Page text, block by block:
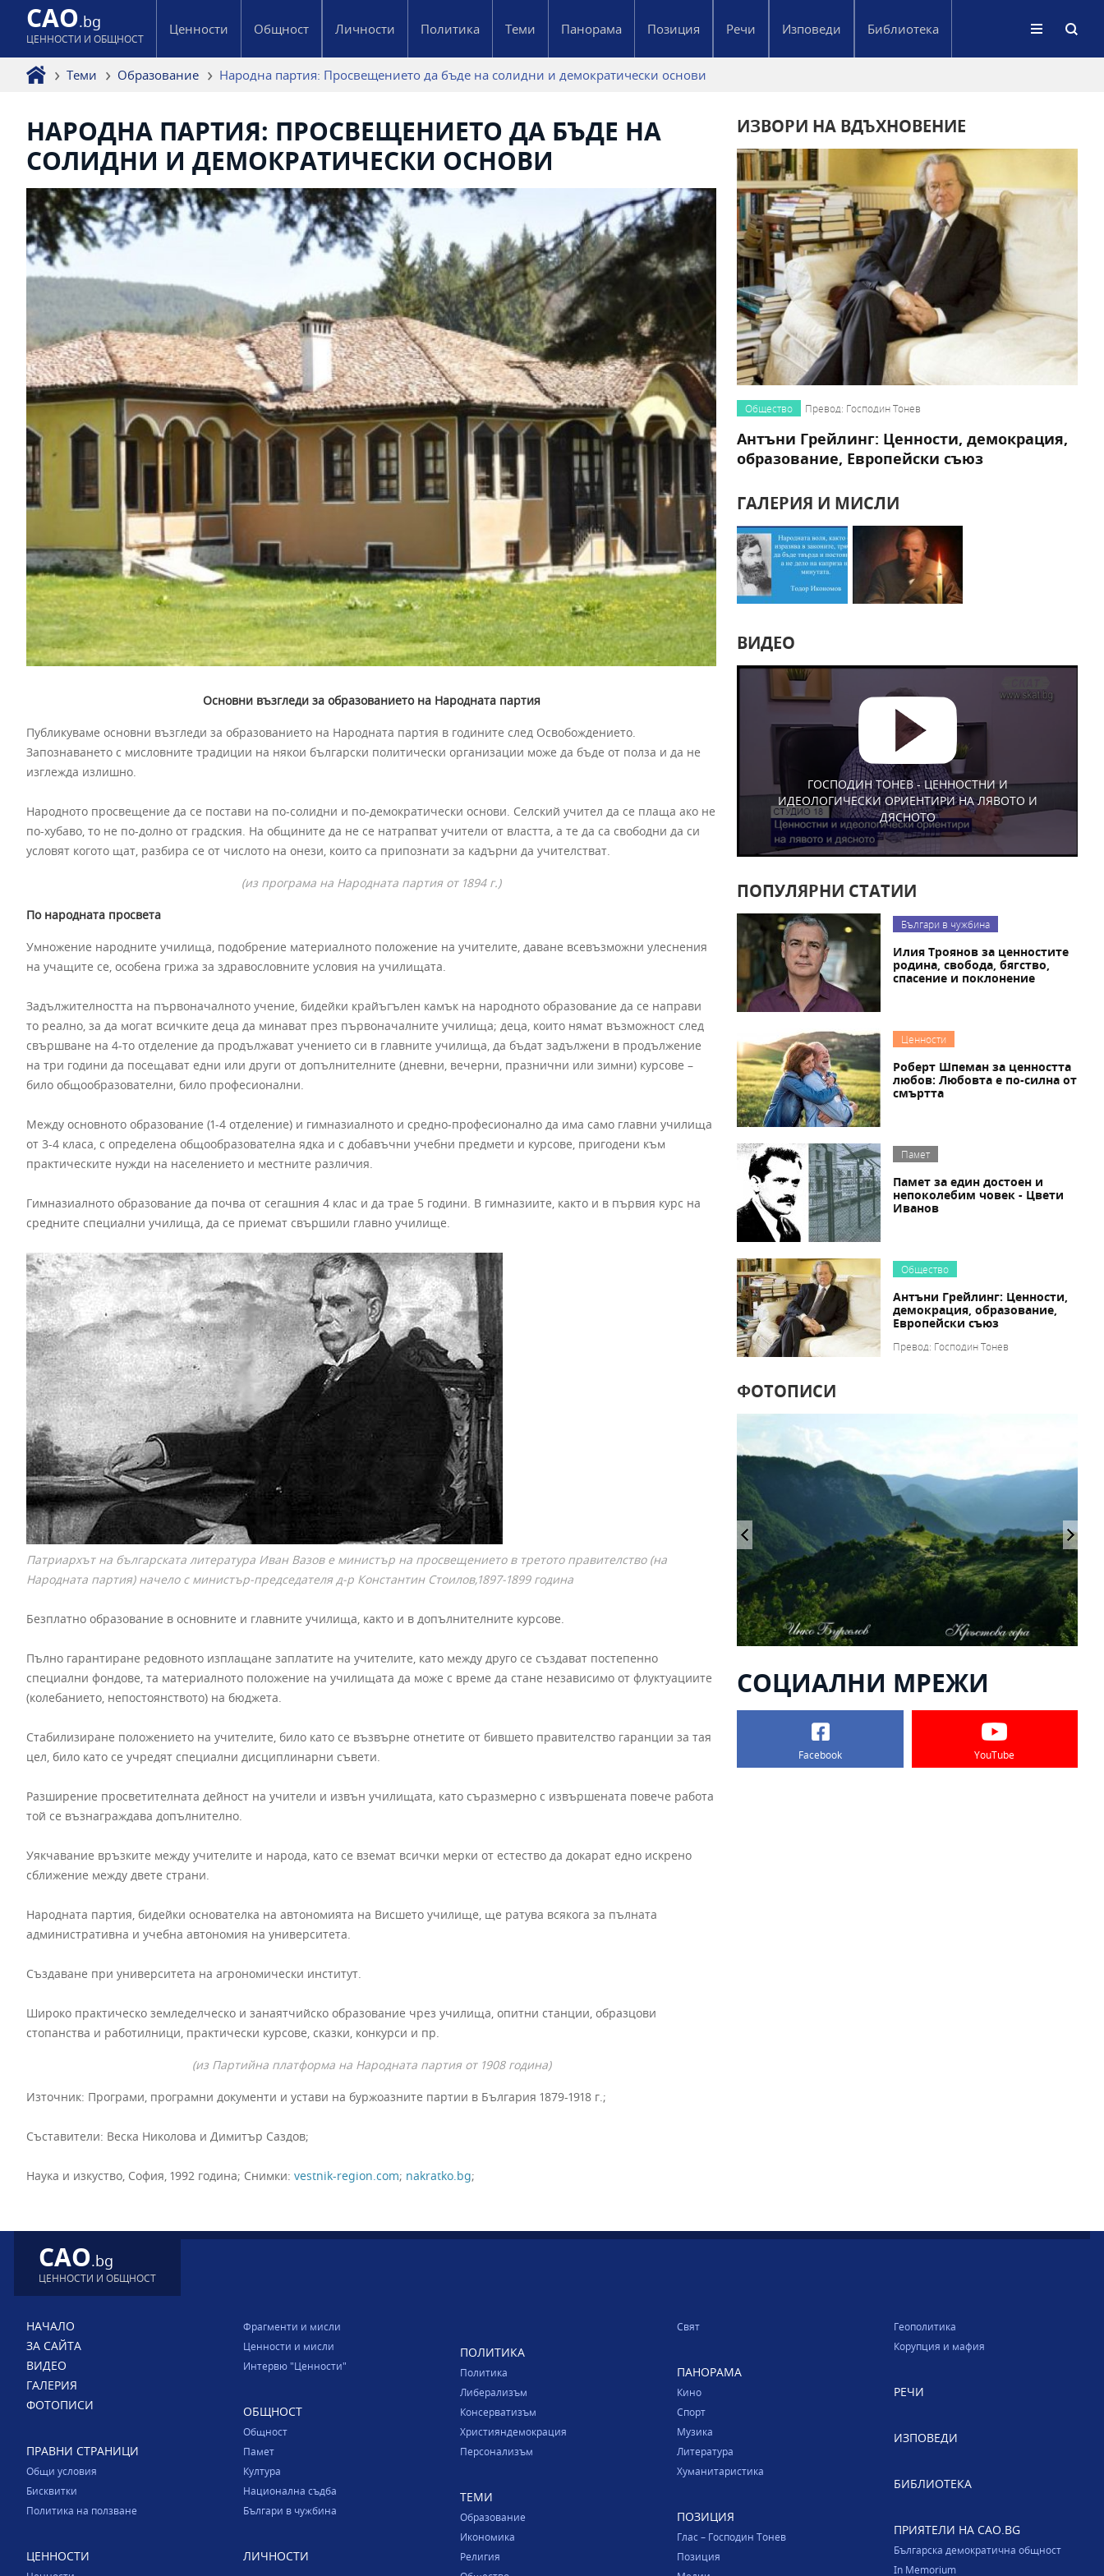
CAO.bg
ЦЕННОСТИ И ОБЩНОСТ
Ценности Общност Личности Политика Теми Панорама Позиция Речи Изповеди Библиотека
Теми Образование Народна партия: Просвещението да бъде на солидни и демократически основи
НАРОДНА ПАРТИЯ: ПРОСВЕЩЕНИЕТО ДА БЪДЕ НА
СОЛИДНИ И ДЕМОКРАТИЧЕСКИ ОСНОВИ
Основни възгледи за образованието на Народната партия
Публикуваме основни възгледи за образованието на Народната партия в годините след Освобождението.
Запознаването с мисловните традиции на някои български политически организации може да бъде от полза и да не
изглежда излишно.
Народното просвещение да се постави на по-солидни и по-демократически основи. Селский учител да се плаща ако не
по-хубаво, то не по-долно от градския. На общините да не се натрапват учители от властта, а те да са свободни да си
условят когото щат, разбира се от числото на онези, които са припознати за кадърни да учителстват.
(из програма на Народната партия от 1894 г.)
По народната просвета
Умножение народните училища, подобрение материалното положение на учителите, даване всевъзможни улеснения
на учащите се, особена грижа за здравословните условия на училищата.
Задължителността на първоначалното учение, бидейки крайъгълен камък на народното образование да се направи
то реално, за да могат всичките деца да минават през първоначалните училища; деца, които нямат възможност след
свършване на 4-то отделение да продължават учението си в главните училища, да бъдат задължени в продължение
на три години да посещават едни или други от допълнителните (дневни, вечерни, празнични или зимни) курсове –
било общообразователни, било професионални.
Между основното образование (1-4 отделение) и гимназиалното и средно-прoфесионално да има само главни училища
от 3-4 класа, с определена общообразователна ядка и с добавъчни учебни предмети и курсове, пригодени към
практическите нужди на населението и местните различия.
Гимназиалното образование да почва от сегашния 4 клас и да трае 5 години. В гимназиите, както и в първия курс на
средните специални училища, да се приемат свършили главно училище.
Патриархът на българската литература Иван Вазов е министър на просвещението в третото правителство (на
Народната партия) начело с министър-председателя д-р Константин Стоилов,1897-1899 година
Безплатно образование в основните и главните училища, както и в допълнителните курсове.
Пълно гарантиране редовното изплащане заплатите на учителите, като между друго се създават постепенно
специални фондове, та материалното положение на училищата да може с време да стане независимо от флуктуациите
(колебанието, непостоянството) на бюджета.
Стабилизиране положението на учителите, било като се възвърне отнетите от бившето правителство гаранции за тая
цел, било като се учредят специални дисциплинарни съвети.
Разширение просветителната дейност на учители и извън училищата, като съразмерно с извършената повече работа
той се възнаграждава допълнително.
Уякчавание връзките между учителите и народа, като се вземат всички мерки от естество да докарат едно искрено
сближение между двете страни.
Народната партия, бидейки основателка на автономията на Висшето училище, ще ратува всякога за пълната
административна и учебна автономия на университета.
Създаване при университета на агрономически институт.
Широко практическо земледелческо и занаятчийско образование чрез училища, опитни станции, образцови
стопанства и работилници, практически курсове, сказки, конкурси и пр.
(из Партийна платформа на Народната партия от 1908 година)
Източник: Програми, програмни документи и устави на буржоазните партии в България 1879-1918 г.;
Съставители: Веска Николова и Димитър Саздов;
Наука и изкуство, София, 1992 година; Снимки: vestnik-region.com; nakratko.bg;
ИЗВОРИ НА ВДЪХНОВЕНИЕ
Общество Превод: Господин Тонев
Антъни Грейлинг: Ценности, демокрация,
образование, Европейски съюз
ГАЛЕРИЯ И МИСЛИ
ВИДЕО
ГОСПОДИН ТОНЕВ - ЦЕННОСТНИ И
ИДЕОЛОГИЧЕСКИ ОРИЕНТИРИ НА ЛЯВОТО И
ДЯСНОТО
ПОПУЛЯРНИ СТАТИИ
Българи в чужбина
Илия Троянов за ценностите
родина, свобода, бягство,
спасение и поклонение
Ценности
Роберт Шпеман за ценността
любов: Любовта е по-силна от
смъртта
Памет
Памет за един достоен и
непоколебим човек - Цвети
Иванов
Общество
Антъни Грейлинг: Ценности,
демокрация, образование,
Европейски съюз
Превод: Господин Тонев
ФОТОПИСИ
СОЦИАЛНИ МРЕЖИ
Facebook YouTube
CAO.bg
ЦЕННОСТИ И ОБЩНОСТ
НАЧАЛО
ЗА САЙТА
ВИДЕО
ГАЛЕРИЯ
ФОТОПИСИ
ПРАВНИ СТРАНИЦИ
Общи условия
Бисквитки
Политика на ползване
ЦЕННОСТИ
Фрагменти и мисли
Ценности и мисли
Интервю "Ценности"
ОБЩНОСТ
Общност
Памет
Култура
Национална съдба
Българи в чужбина
ЛИЧНОСТИ
ПОЛИТИКА
Политика
Либерализъм
Консерватизъм
Християндемокрация
Персонализъм
ТЕМИ
Образование
Икономика
Религия
Свят
ПАНОРАМА
Кино
Спорт
Музика
Литература
Хуманитаристика
ПОЗИЦИЯ
Глас – Господин Тонев
Позиция
Геополитика
Корупция и мафия
РЕЧИ
ИЗПОВЕДИ
БИБЛИОТЕКА
ПРИЯТЕЛИ НА CAO.BG
Българска демократична общност
In Memorium